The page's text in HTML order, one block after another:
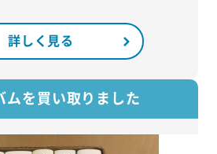
詳しく見る
ムを買い取りました